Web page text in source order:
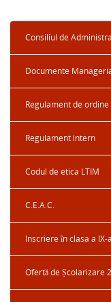
Consiliul de
Documente
Regulament de
Regulament intern
Codul de etica LTIM
C.E.A.C.
Inscriere în clasa a
Ofertă de Școlarizare